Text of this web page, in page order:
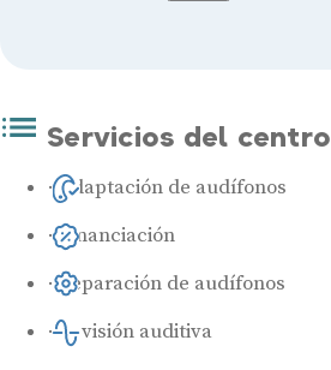
Servicios del centro
Adaptación de audífonos
Financiación
Reparación de audífonos
Revisión auditiva